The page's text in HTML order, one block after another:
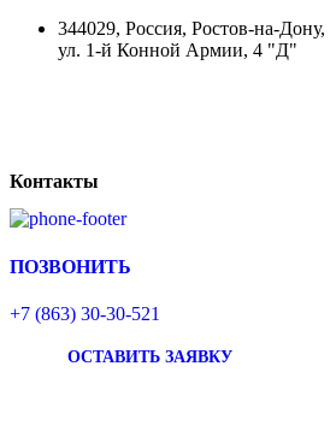
344029, Россия, Ростов-на-Дону,
ул. 1-й Конной Армии, 4 "Д"
Контакты
ПОЗВОНИТЬ
+7 (863) 30-30-521
ОСТАВИТЬ ЗАЯВКУ